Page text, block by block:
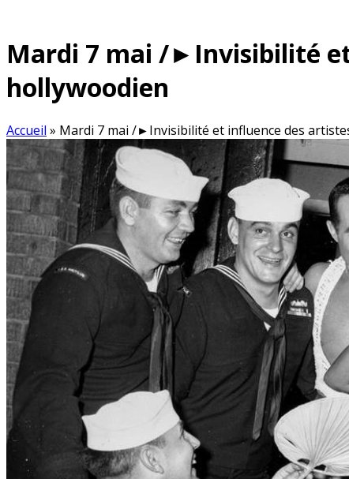
Mardi 7 mai /►Invisibilité
hollywoodien
Accueil » Mardi 7 mai /►Invisibilité et influence des